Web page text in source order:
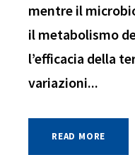
mentre il
il metabolismo
l’efficacia della
variazioni...
READ MORE